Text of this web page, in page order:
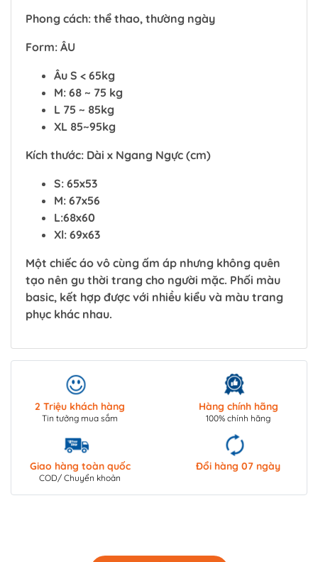
Phong cách: thể thao, thường ngày
Form: ÂU
Âu S < 65kg
M: 68 ~ 75 kg
L 75 ~ 85kg
XL 85~95kg
Kích thước: Dài x Ngang Ngực (cm)
S: 65x53
M: 67x56
L:68x60
Xl: 69x63
Một chiếc áo vô cùng ấm áp nhưng không quên
tạo nên gu thời trang cho người mặc. Phối màu
basic, kết hợp được với nhiều kiểu và màu trang
phục khác nhau.
2 Triệu khách hàng
Tin tưởng mua sắm
Hàng chính hãng
100% chính hãng
Giao hàng toàn quốc
COD/ Chuyển khoản
Đổi hàng 07 ngày